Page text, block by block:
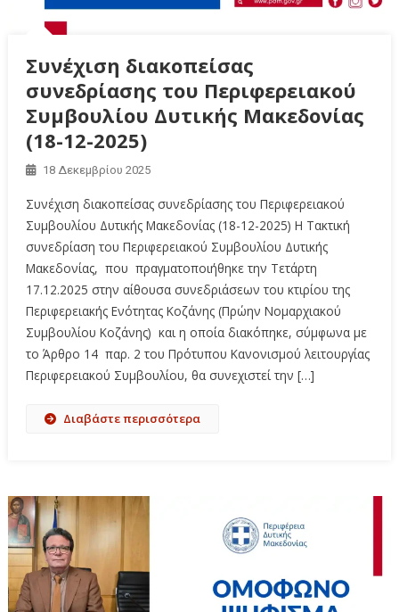
Συνέχιση διακοπείσας
συνεδρίασης του Περιφερειακού
Συμβουλίου Δυτικής Μακεδονίας
(18-12-2025)
18 Δεκεμβρίου 2025
Συνέχιση διακοπείσας συνεδρίασης του Περιφερειακού
Συμβουλίου Δυτικής Μακεδονίας (18-12-2025) Η Τακτική
συνεδρίαση του Περιφερειακού Συμβουλίου Δυτικής
Μακεδονίας, που πραγματοποιήθηκε την Τετάρτη
17.12.2025 στην αίθουσα συνεδριάσεων του κτιρίου της
Περιφερειακής Ενότητας Κοζάνης (Πρώην Νομαρχιακού
Συμβουλίου Κοζάνης) και η οποία διακόπηκε, σύμφωνα με
το Άρθρο 14 παρ. 2 του Πρότυπου Κανονισμού λειτουργίας
Περιφερειακού Συμβουλίου, θα συνεχιστεί την […]
Διαβάστε περισσότερα